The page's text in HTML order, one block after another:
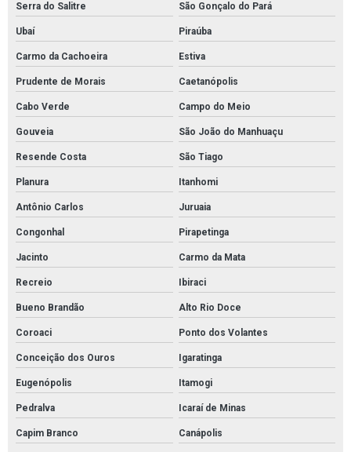
Serra do Salitre São Gonçalo do Pará
Ubaí Piraúba
Carmo da Cachoeira Estiva
Prudente de Morais Caetanópolis
Cabo Verde Campo do Meio
Gouveia São João do Manhuaçu
Resende Costa São Tiago
Planura Itanhomi
Antônio Carlos Juruaia
Congonhal Pirapetinga
Jacinto Carmo da Mata
Recreio Ibiraci
Bueno Brandão Alto Rio Doce
Coroaci Ponto dos Volantes
Conceição dos Ouros Igaratinga
Eugenópolis Itamogi
Pedralva Icaraí de Minas
Capim Branco Canápolis